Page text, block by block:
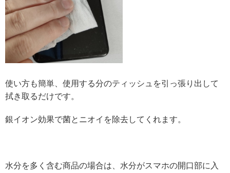
使い方も簡単、使用する分のティッシュを引っ張り出して
拭き取るだけです。
銀イオン効果で菌とニオイを除去してくれます。
水分を多く含む商品の場合は、水分がスマホの開口部に入